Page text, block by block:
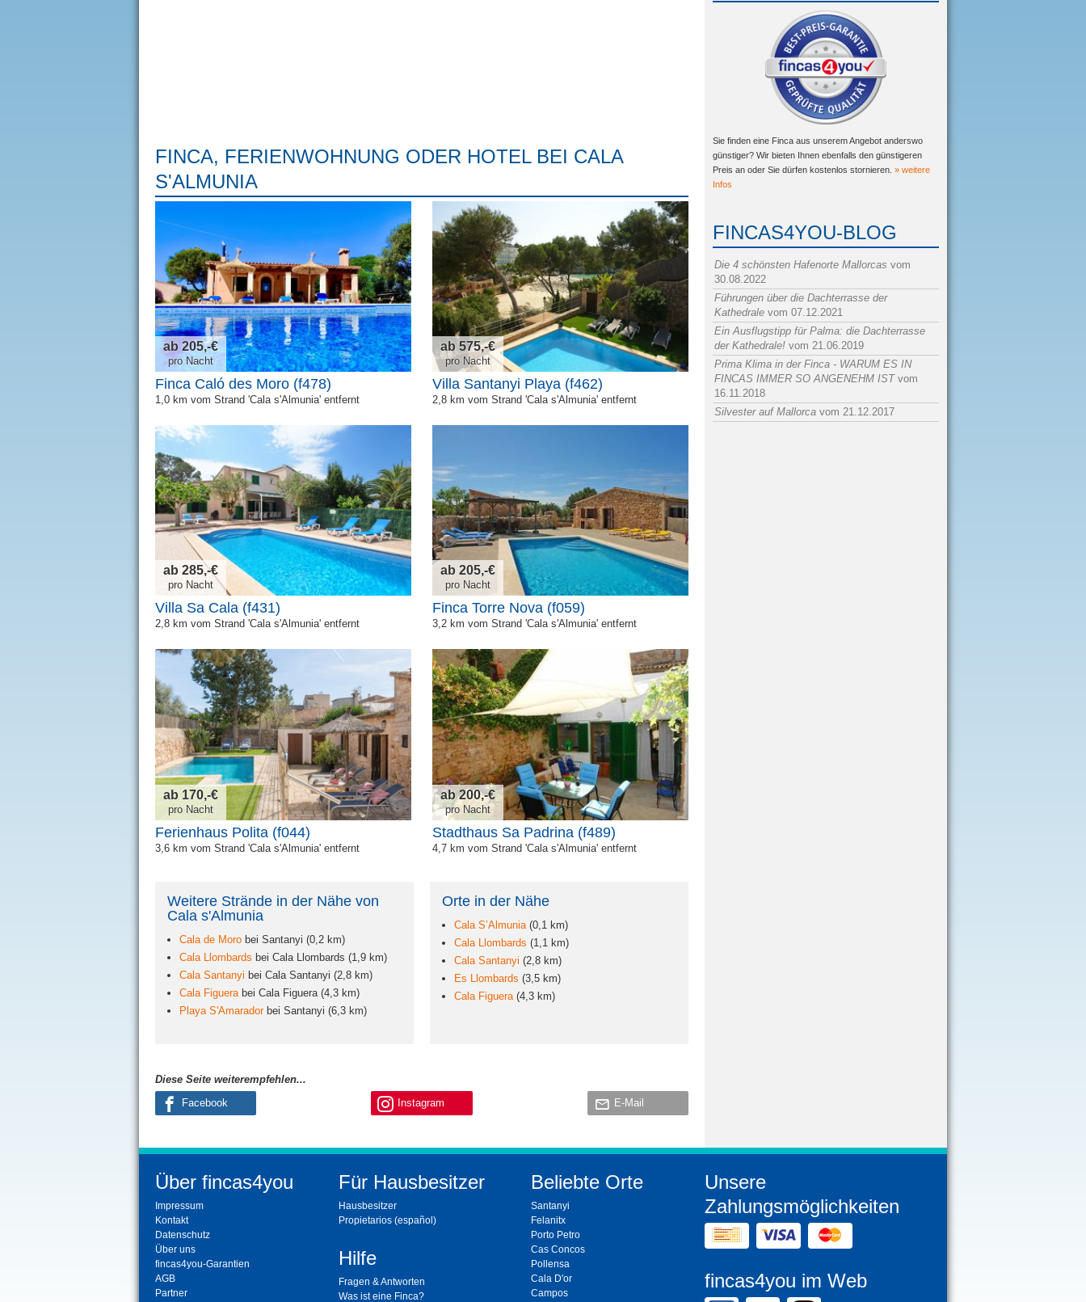
FINCA, FERIENWOHNUNG ODER HOTEL BEI CALA
S'ALMUNIA
ab 205,-€
pro Nacht
Finca Caló des Moro (f478)
1,0 km vom Strand 'Cala s'Almunia' entfernt
ab 575,-€
pro Nacht
Villa Santanyi Playa (f462)
2,8 km vom Strand 'Cala s'Almunia' entfernt
ab 285,-€
pro Nacht
Villa Sa Cala (f431)
2,8 km vom Strand 'Cala s'Almunia' entfernt
ab 205,-€
pro Nacht
Finca Torre Nova (f059)
3,2 km vom Strand 'Cala s'Almunia' entfernt
ab 170,-€
pro Nacht
Ferienhaus Polita (f044)
3,6 km vom Strand 'Cala s'Almunia' entfernt
ab 200,-€
pro Nacht
Stadthaus Sa Padrina (f489)
4,7 km vom Strand 'Cala s'Almunia' entfernt
Weitere Strände in der Nähe von
Cala s'Almunia
Cala de Moro bei Santanyi (0,2 km)
Cala Llombards bei Cala Llombards (1,9 km)
Cala Santanyi bei Cala Santanyi (2,8 km)
Cala Figuera bei Cala Figuera (4,3 km)
Playa S'Amaradorbei Santanyi (6,3 km)
Orte in der Nähe
Cala S’Almunia(0,1 km)
Cala Llombards (1,1 km)
Cala Santanyi (2,8 km)
Es Llombards (3,5 km)
Cala Figuera(4,3 km)
Diese Seite weiterempfehlen...
Facebook
Instagram E-Mail
Sie finden eine Finca aus unserem Angebot anderswo
günstiger? Wir bieten Ihnen ebenfalls den günstigeren
Preis an oder Sie dürfen kostenlos stornieren. » weitere
Infos
FINCAS4YOU-BLOG
Die 4 schönsten Hafenorte Mallorcas vom
30.08.2022
Führungen über die Dachterrasse der
Kathedrale vom 07.12.2021
Ein Ausflugstipp für Palma: die Dachterrasse
der Kathedrale! vom 21.06.2019
Prima Klima in der Finca - WARUM ES IN
FINCAS IMMER SO ANGENEHM ISTvom
16.11.2018
Silvester auf Mallorca vom 21.12.2017
Über fincas4you
Impressum
Kontakt
Datenschutz
Über uns
fincas4you-Garantien
AGB
Partner
Für Hausbesitzer
Hausbesitzer
Propietarios (español)
Hilfe
Fragen & Antworten
Was ist eine Finca?
Beliebte Orte
Santanyi
Felanitx
Porto Petro
Cas Concos
Pollensa
Cala D'or
Campos
Unsere
Zahlungsmöglichkeiten
fincas4you im Web